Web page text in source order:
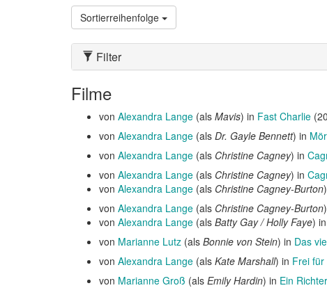
Sortierreihenfolge
Filter
Filme
von Alexandra Lange (als Mavis) in Fast Charlie
von Alexandra Lange (als Dr. Gayle Bennett) in
von Alexandra Lange (als Christine Cagney) in
von Alexandra Lange (als Christine Cagney) in
von Alexandra Lange (als Christine Cagney-Burton
von Alexandra Lange (als Christine Cagney-Burton
von Alexandra Lange (als Batty Gay / Holly Faye) in
von Marianne Lutz (als Bonnie von Stein) in Das
von Alexandra Lange (als Kate Marshall) in Frei
von Marianne Groß (als Emily Hardin) in Ein